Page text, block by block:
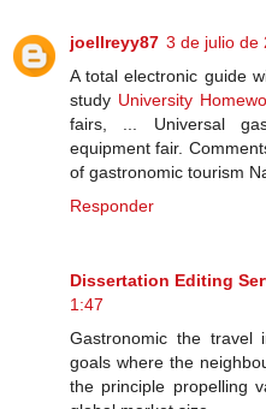
joellreyy87 3 de julio de
A total electronic guide
study University
fairs, ... Universal
equipment fair.
of gastronomic tourism
Responder
Dissertation Editing
1:47
Gastronomic the travel
goals where the
the principle propelling